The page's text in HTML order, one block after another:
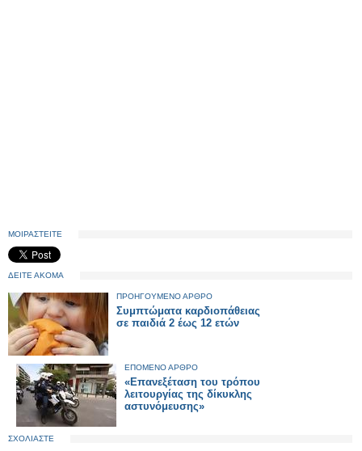
ΜΟΙΡΑΣΤΕΙΤΕ
ΔΕΙΤΕ ΑΚΟΜΑ
ΠΡΟΗΓΟΥΜΕΝΟ ΑΡΘΡΟ
Συμπτώματα καρδιοπάθειας
σε παιδιά 2 έως 12 ετών
ΕΠΟΜΕΝΟ ΑΡΘΡΟ
«Επανεξέταση του τρόπου
λειτουργίας της δίκυκλης
αστυνόμευσης»
ΣΧΟΛΙΑΣΤΕ